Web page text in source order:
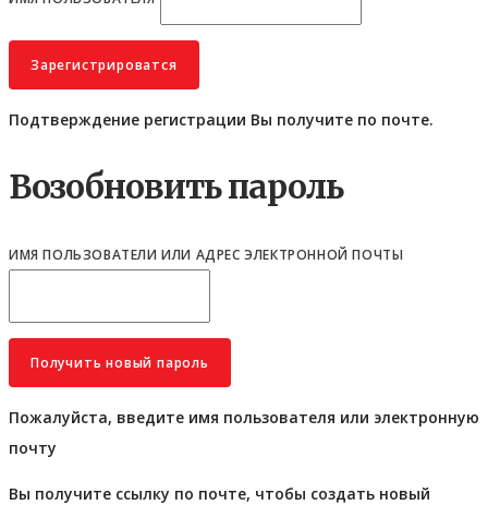
Подтверждение регистрации Вы получите по почте.
Возобновить пароль
ИМЯ ПОЛЬЗОВАТЕЛИ ИЛИ АДРЕС ЭЛЕКТРОННОЙ ПОЧТЫ
Пожалуйста, введите имя пользователя или электронную
почту
Вы получите ссылку по почте, чтобы создать новый